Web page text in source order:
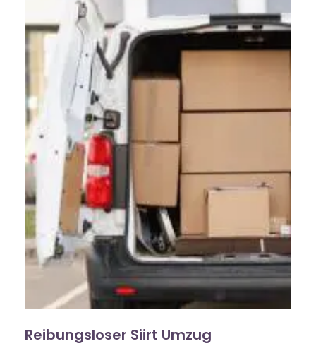
Reibungsloser Siirt Umzug